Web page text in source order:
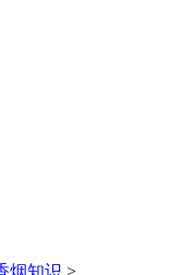
烟知识 >